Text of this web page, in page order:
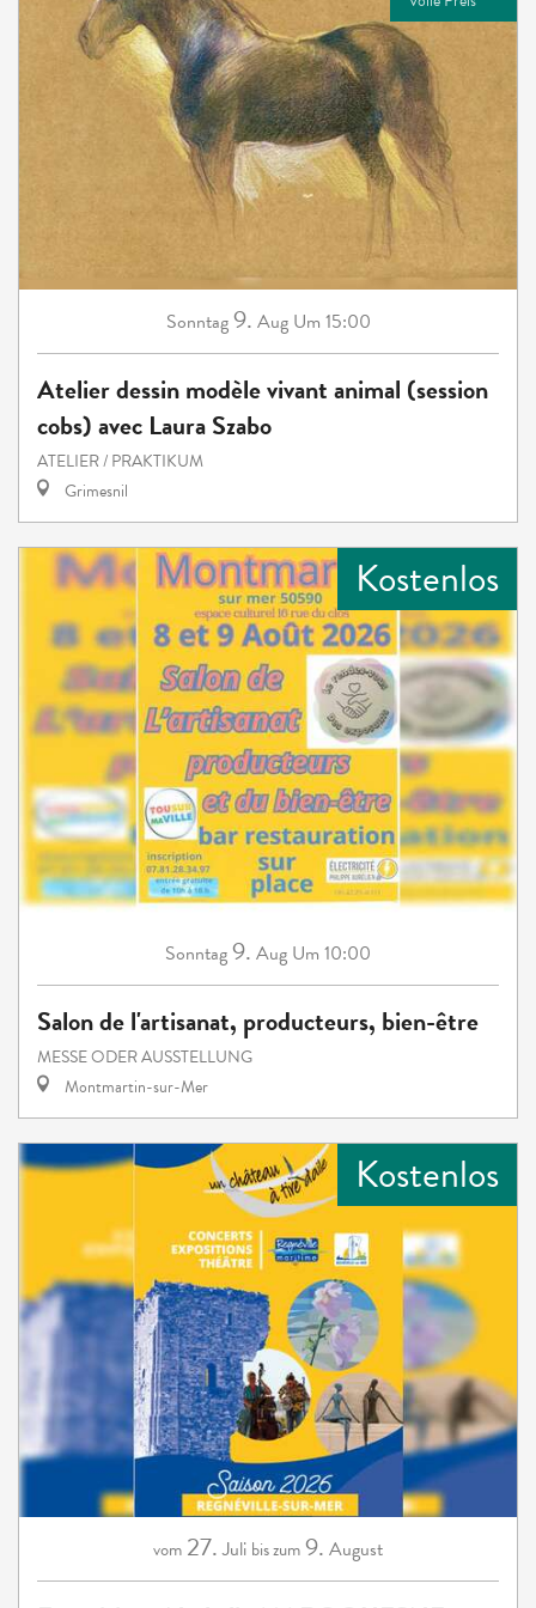
Sonntag9. Aug Um 15:00
Atelier dessin modèle vivant animal (session
cobs) avec Laura Szabo
ATELIER / PRAKTIKUM
Grimesnil
Kostenlos
Sonntag9. Aug Um 10:00
Salon de l'artisanat, producteurs, bien-être
MESSE ODER AUSSTELLUNG
Montmartin-sur-Mer
Kostenlos
vom 27. Juli bis zum9. August